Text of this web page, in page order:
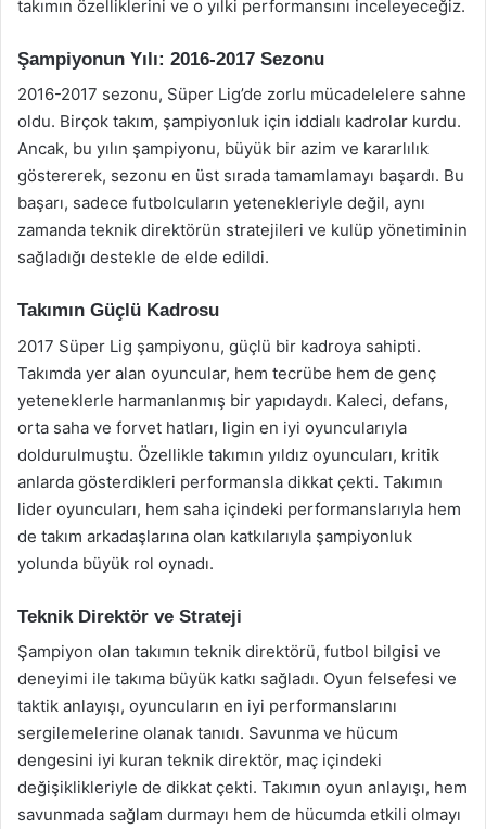
takımın özelliklerini ve o yılki performansını inceleyeceğiz.
Şampiyonun Yılı: 2016-2017 Sezonu
2016-2017 sezonu, Süper Lig’de zorlu mücadelelere sahne
oldu. Birçok takım, şampiyonluk için iddialı kadrolar kurdu.
Ancak, bu yılın şampiyonu, büyük bir azim ve kararlılık
göstererek, sezonu en üst sırada tamamlamayı başardı. Bu
başarı, sadece futbolcuların yetenekleriyle değil, aynı
zamanda teknik direktörün stratejileri ve kulüp yönetiminin
sağladığı destekle de elde edildi.
Takımın Güçlü Kadrosu
2017 Süper Lig şampiyonu, güçlü bir kadroya sahipti.
Takımda yer alan oyuncular, hem tecrübe hem de genç
yeteneklerle harmanlanmış bir yapıdaydı. Kaleci, defans,
orta saha ve forvet hatları, ligin en iyi oyuncularıyla
doldurulmuştu. Özellikle takımın yıldız oyuncuları, kritik
anlarda gösterdikleri performansla dikkat çekti. Takımın
lider oyuncuları, hem saha içindeki performanslarıyla hem
de takım arkadaşlarına olan katkılarıyla şampiyonluk
yolunda büyük rol oynadı.
Teknik Direktör ve Strateji
Şampiyon olan takımın teknik direktörü, futbol bilgisi ve
deneyimi ile takıma büyük katkı sağladı. Oyun felsefesi ve
taktik anlayışı, oyuncuların en iyi performanslarını
sergilemelerine olanak tanıdı. Savunma ve hücum
dengesini iyi kuran teknik direktör, maç içindeki
değişiklikleriyle de dikkat çekti. Takımın oyun anlayışı, hem
savunmada sağlam durmayı hem de hücumda etkili olmayı